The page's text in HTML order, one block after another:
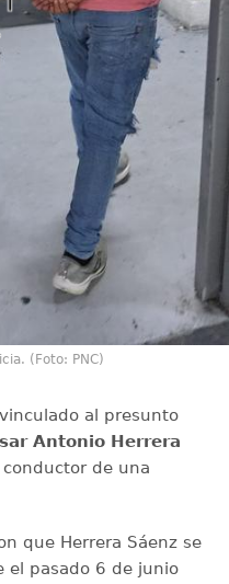
(Foto: PNC)
al presunto
Antonio Herrera
de una
que Herrera Sáenz se
el pasado 6 de junio